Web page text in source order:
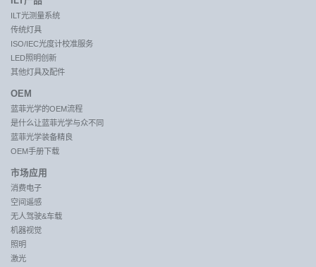
ILT光测量系统
传统灯具
ISO/IEC光度计校准服务
LED照明创新
其他灯具及配件
OEM
蓝菲光学的OEM流程
是什么让蓝菲光学与众不同
蓝菲光学装备精良
OEM手册下载
市场应用
消费电子
空间遥感
无人驾驶&车载
机器视觉
照明
激光